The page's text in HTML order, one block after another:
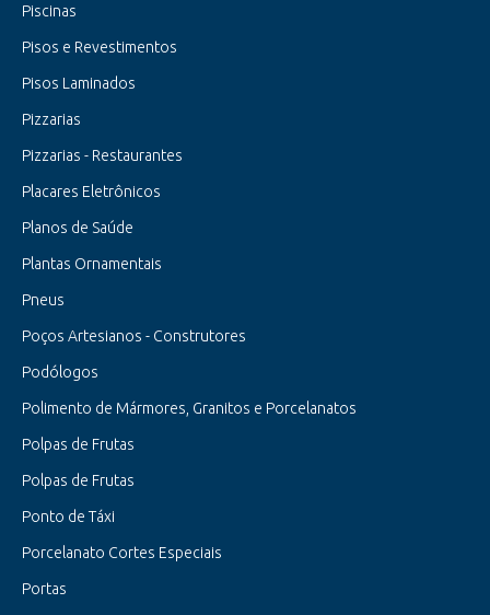
Piscinas
Pisos e Revestimentos
Pisos Laminados
Pizzarias
Pizzarias - Restaurantes
Placares Eletrônicos
Planos de Saúde
Plantas Ornamentais
Pneus
Poços Artesianos - Construtores
Podólogos
Polimento de Mármores, Granitos e Porcelanatos
Polpas de Frutas
Polpas de Frutas
Ponto de Táxi
Porcelanato Cortes Especiais
Portas